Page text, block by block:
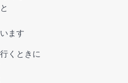
ます
くときに